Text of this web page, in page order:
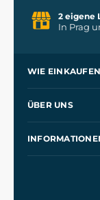
2 eigene
In Prag
WIE EINKAUFEN
Kontakt
ÜBER UNS